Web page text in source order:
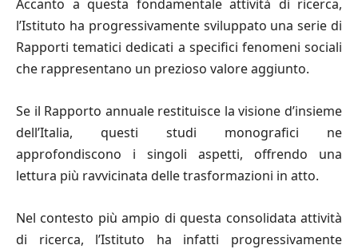
Accanto a questa fondamentale attività di ricerca,
l’Istituto ha progressivamente sviluppato una serie di
Rapporti tematici dedicati a specifici fenomeni sociali
che rappresentano un prezioso valore aggiunto.
Se il Rapporto annuale restituisce la visione d’insieme
dell’Italia, questi studi monografici ne
approfondiscono i singoli aspetti, offrendo una
lettura più ravvicinata delle trasformazioni in atto.
Nel contesto più ampio di questa consolidata attività
di ricerca, l’Istituto ha infatti progressivamente